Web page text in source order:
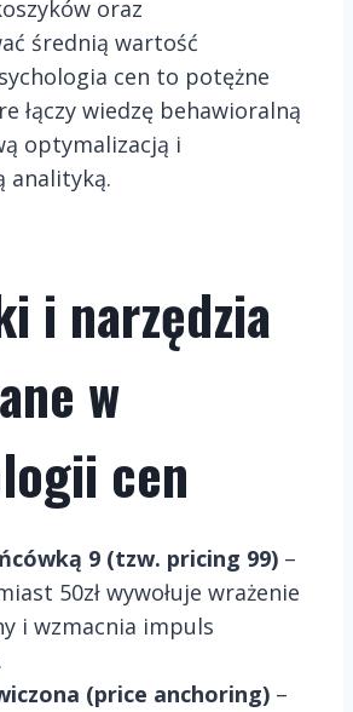
oraz
średnią wartość
cen to potężne
łączy wiedzę behawioralną
optymalizacją i
analityką.
i narzędzia
w
cen
9 (tzw. pricing 99) –
50zł wywołuje wrażenie
i wzmacnia impuls
(price anchoring) –